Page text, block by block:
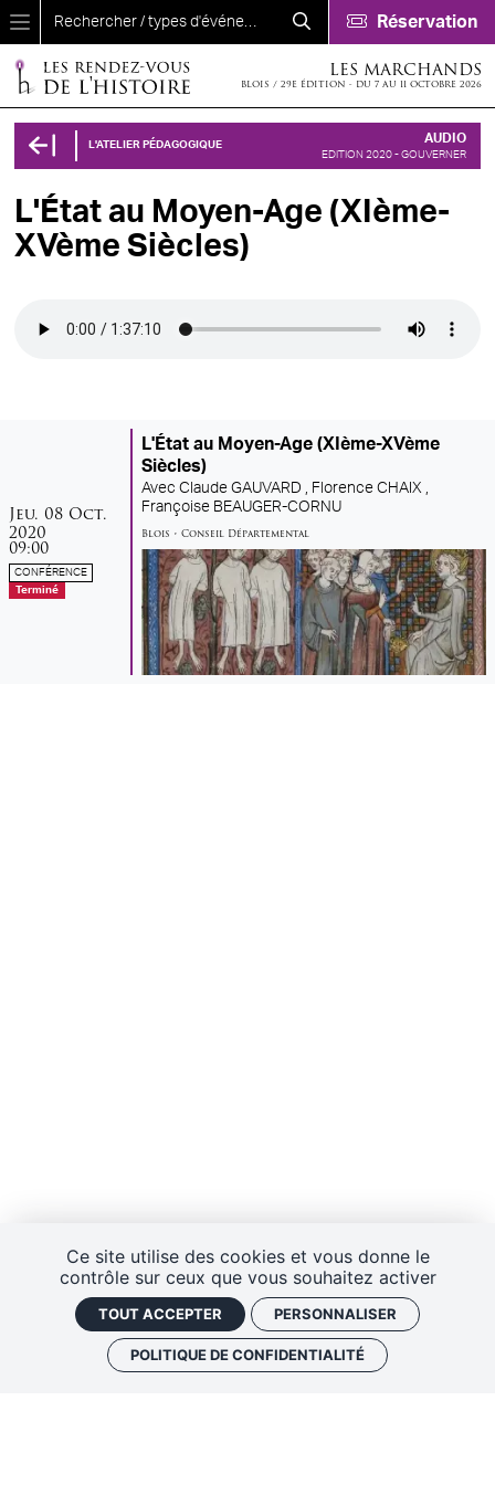
Ce site utilise des cookies et vous donne le
contrôle sur ceux que vous souhaitez activer
TOUT ACCEPTER PERSONNALISER
POLITIQUE DE CONFIDENTIALITÉ
Aller au contenu principal
Réservation
LES MARCHANDS
BLOIS / 29E ÉDITION - DU 7 AU 11 OCTOBRE 2026
L'ATELIER PÉDAGOGIQUE
AUDIO
EDITION 2020 - GOUVERNER
L'État au Moyen-Age (XIème-
XVème Siècles)
jeudi
Jeu. 08 octobre
Oct.
2020
09:00
CONFÉRENCE
Terminé
L'État au Moyen-Age (XIème-XVème
Siècles)
Avec Claude GAUVARD ,
Florence CHAIX ,
Françoise BEAUGER-CORNU
Blois • Conseil Départemental